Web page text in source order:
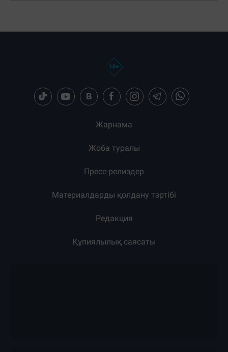
Жарнама
Жоба туралы
Пресс-релиздер
Материалдарды қолдану тәртібі
Редакция
Құпиялылық саясаты